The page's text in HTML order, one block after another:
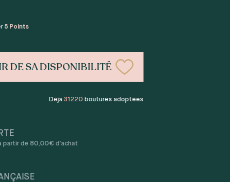
5Points
DE SA DISPONIBILITÉ
Déja 31220 boutures adoptées
partir de 80,00€ d'achat